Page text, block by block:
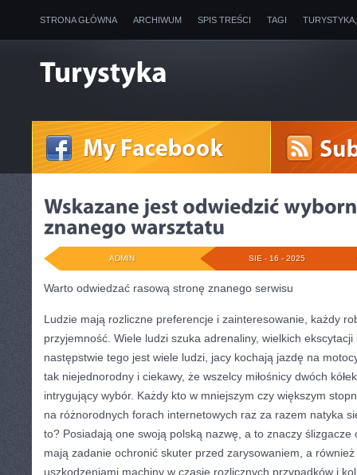
STRONA GŁÓWNA ARCHIWUM SPIS TREŚCI TAGI
SIE - 16 - 2025
ADMIN
Warto odwiedzać rasową stronę znanego serwisu
Ludzie mają rozliczne preferencje i zainteresowanie, każdy
przyjemność. Wiele ludzi szuka adrenaliny, wielkich
następstwie tego jest wiele ludzi, jacy kochają jazdę na
tak niejednorodny i ciekawy, że wszelcy miłośnicy dwóch
intrygujący wybór. Każdy kto w mniejszym czy większym
na różnorodnych forach internetowych raz za razem natyka
to? Posiadają one swoją polską nazwę, a to znaczy ślizgacze
mają zadanie ochronić skuter przed zarysowaniem, a
uszkodzeniami machiny w czasie rozlicznych przypadków i